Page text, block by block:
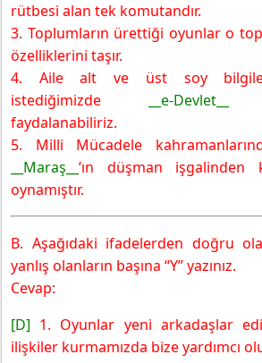
rütbesi alan tek komutandır.
3. Toplumların ürettiği oyunlar o
özelliklerini taşır.
4. Aile alt ve üst soy
istediğimizde
__e-Devlet__
faydalanabiliriz.
5. Milli Mücadele
__Maraş__ ’ın düşman işgalinden
oynamıştır.
B. Aşağıdaki ifadelerden doğru
yanlış olanların başına “Y” yazınız.
Cevap:
[D] 1. Oyunlar yeni arkadaşlar
ilişkiler kurmamızda bize yardımcı